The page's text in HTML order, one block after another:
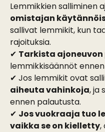
Lemmikkien salliminen
omistajan
sallivat lemmikit, kun
rajoituksia.
✔ Tarkista
lemmikkisäännöt
✔ Jos lemmikit ovat
aiheuta vahinkoja, ja
ennen palautusta.
✔ Jos vuokraaja tuo
vaikka se on kielletty,